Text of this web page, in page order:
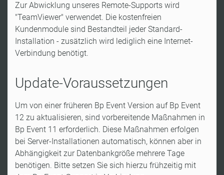
Zur Abwicklung unseres Remote-Supports wird
"TeamViewer" verwendet. Die kostenfreien
Kundenmodule sind Bestandteil jeder Standard-
Installation - zusätzlich wird lediglich eine Internet-
Verbindung benötigt.
Update-Voraussetzungen
Um von einer früheren Bp Event Version auf Bp Event
12 zu aktualisieren, sind vorbereitende Maßnahmen in
Bp Event 11 erforderlich. Diese Maßnahmen erfolgen
bei Server-Installationen automatisch, können aber in
Abhängigkeit zur Datenbankgröße mehrere Tage
benötigen. Bitte setzen Sie sich hierzu frühzeitig mit